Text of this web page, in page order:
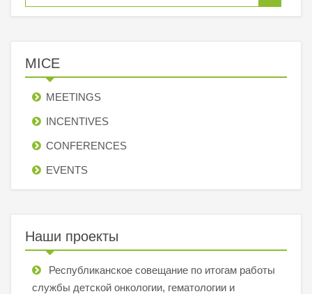
MICE
MEETINGS
INCENTIVES
СONFERENCES
EVENTS
Наши проекты
Республиканское совещание по итогам работы
службы детской онкологии, гематологии и